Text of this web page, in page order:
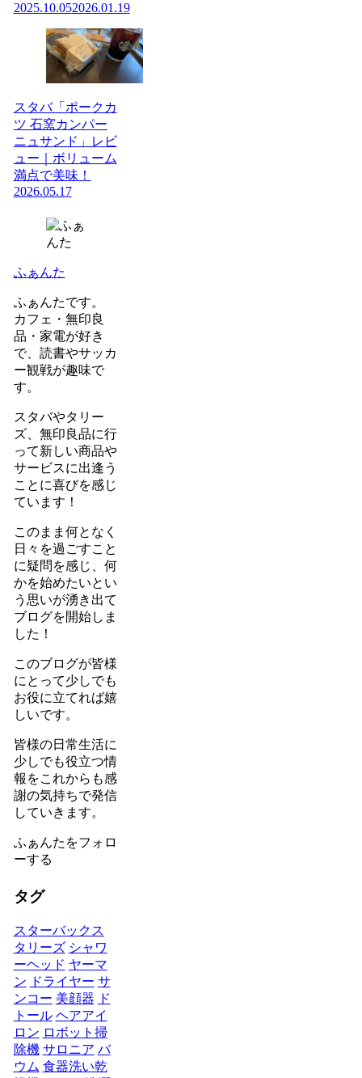
2025.10.052026.01.19
スタバ「ポークカ
ツ 石窯カンパー
ニュサンド」レビ
ュー｜ボリューム
満点で美味！
2026.05.17
ふぁんた
ふぁんたです。
カフェ・無印良
品・家電が好き
で、読書やサッカ
ー観戦が趣味で
す。
スタバやタリー
ズ、無印良品に行
って新しい商品や
サービスに出逢う
ことに喜びを感じ
ています！
このまま何となく
日々を過ごすこと
に疑問を感じ、何
かを始めたいとい
う思いが湧き出て
ブログを開始しま
した！
このブログが皆様
にとって少しでも
お役に立てれば嬉
しいです。
皆様の日常生活に
少しでも役立つ情
報をこれからも感
謝の気持ちで発信
していきます。
ふぁんたをフォロ
ーする
タグ
スターバックス
タリーズ シャワ
ーヘッド ヤーマ
ン ドライヤー サ
ンコー 美顔器 ド
トール ヘアアイ
ロン ロボット掃
除機 サロニア バ
ウム 食器洗い乾